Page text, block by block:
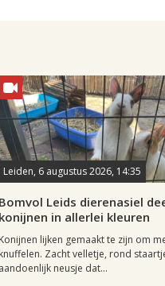
Leiden, 6 augustus 2026, 14:35
Bomvol Leids dierenasiel
konijnen in allerlei kleuren
Konijnen lijken gemaakt te zijn om
knuffelen. Zacht velletje, rond
aandoenlijk neusje dat...